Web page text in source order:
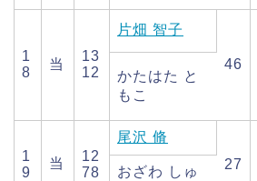
1
8
当
13
12
片畑 智子
46
かたはた と
もこ
1
9
当
12
78
尾沢 脩
27
おざわ しゅ